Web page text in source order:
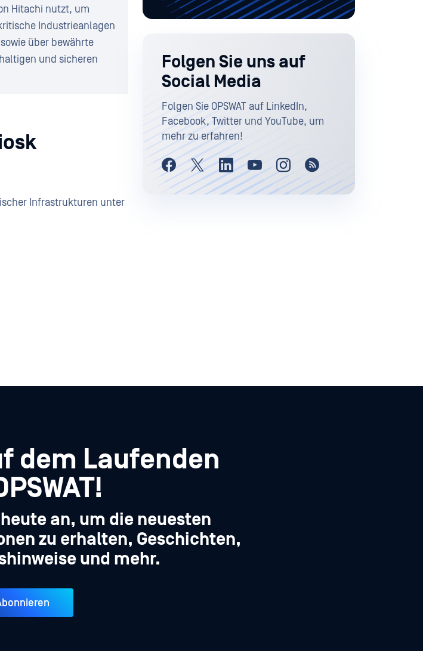
Hitachi nutzt, um
Industrieanlagen
über bewährte
und sicheren
Infrastrukturen unter
Folgen Sie uns auf
Social Media
Folgen Sie OPSWAT auf LinkedIn,
Facebook, Twitter und YouTube, um
mehr zu erfahren!
dem Laufenden
an, um die neuesten
zu erhalten, Geschichten,
und mehr.